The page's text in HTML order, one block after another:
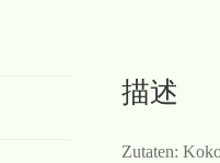
描述
Zutaten: